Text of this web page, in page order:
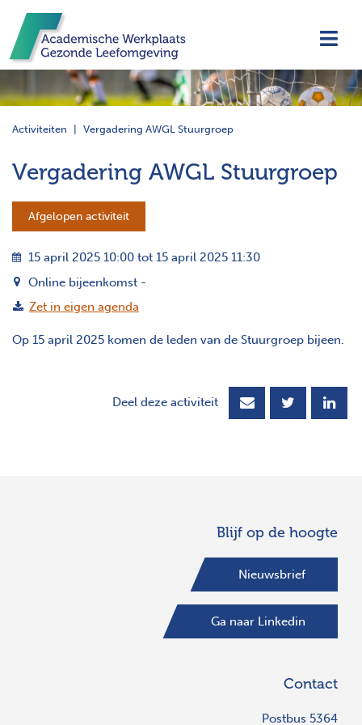
Activiteiten Vergadering AWGL Stuurgroep
Vergadering AWGL Stuurgroep
Afgelopen activiteit
15 april 2025 10:00 tot 15 april 2025 11:30
Online bijeenkomst -
Zet in eigen agenda
Op 15 april 2025 komen de leden van de Stuurgroep bijeen.
Deel deze activiteit
Blijf op de hoogte
Nieuwsbrief
Ga naar Linkedin
Contact
Postbus 5364